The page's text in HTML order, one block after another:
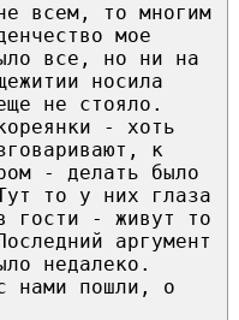
всем, то многим
мое
все, но ни на
носила
не стояло.
- хоть
к
- делать было
то у них глаза
гости - живут то
аргумент
недалеко.
нами пошли, о